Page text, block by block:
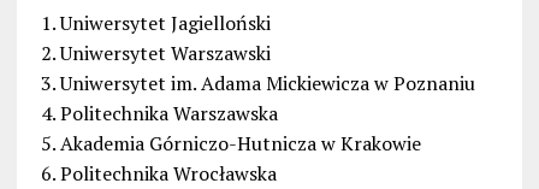
1. Uniwersytet Jagielloński
2. Uniwersytet Warszawski
3. Uniwersytet im. Adama Mickiewicza w Poznaniu
4. Politechnika Warszawska
5. Akademia Górniczo-Hutnicza w Krakowie
6. Politechnika Wrocławska